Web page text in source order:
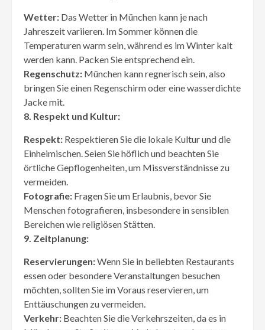
Wetter: Das Wetter in München kann je nach
Jahreszeit variieren. Im Sommer können die
Temperaturen warm sein, während es im Winter kalt
werden kann. Packen Sie entsprechend ein.
Regenschutz: München kann regnerisch sein, also
bringen Sie einen Regenschirm oder eine wasserdichte
Jacke mit.
8. Respekt und Kultur:
Respekt: Respektieren Sie die lokale Kultur und die
Einheimischen. Seien Sie höflich und beachten Sie
örtliche Gepflogenheiten, um Missverständnisse zu
vermeiden.
Fotografie: Fragen Sie um Erlaubnis, bevor Sie
Menschen fotografieren, insbesondere in sensiblen
Bereichen wie religiösen Stätten.
9. Zeitplanung:
Reservierungen:Wenn Sie in beliebten Restaurants
essen oder besondere Veranstaltungen besuchen
möchten, sollten Sie im Voraus reservieren, um
Enttäuschungen zu vermeiden.
Verkehr: Beachten Sie die Verkehrszeiten, da es in